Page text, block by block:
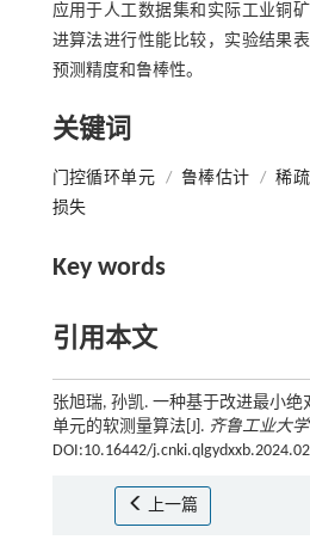
应用于人工数据集和实际工业铜
进算法进行性能比较，实验结果
预测精度和鲁棒性。
关键词
门控循环单元 / 鲁棒估计 / 稀
损失
Key words
引用本文
张旭瑞, 孙凯. 一种基于改进最小绝
单元的软测量算法[J]. 齐鲁工业大
DOI:10.16442/
上一篇